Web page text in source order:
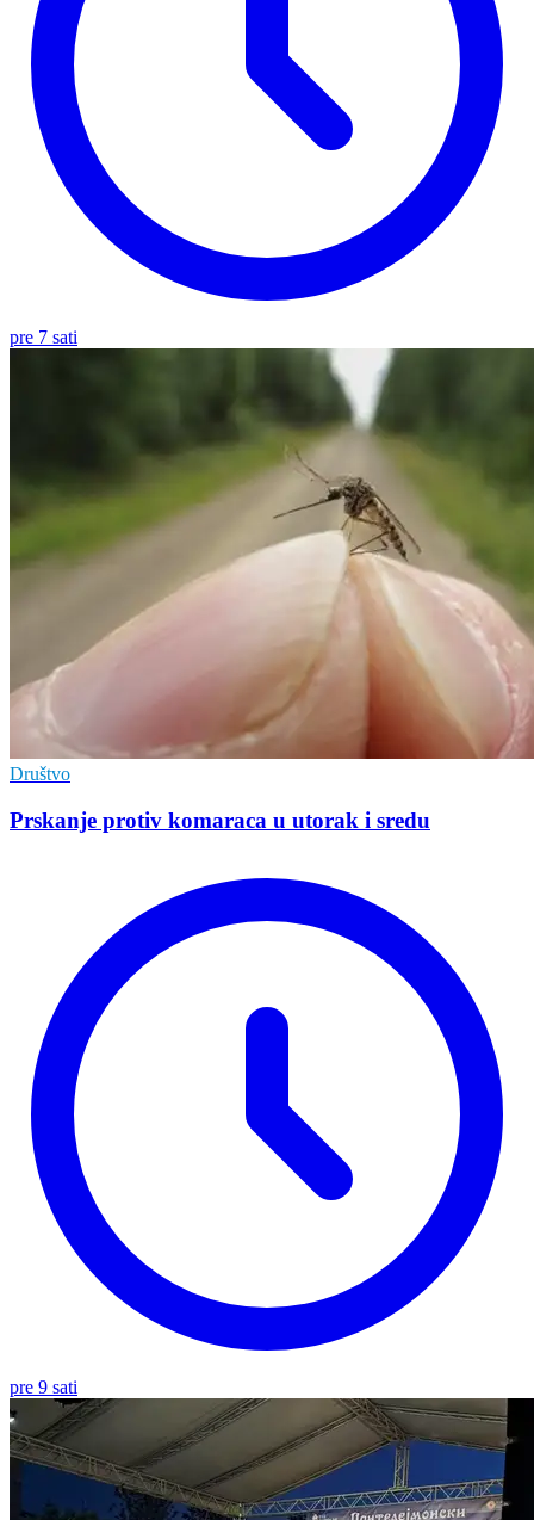
pre 7 sati
Društvo
Prskanje protiv komaraca u utorak i sredu
pre 9 sati